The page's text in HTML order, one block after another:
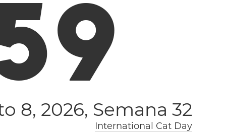
9
8, 2026, Semana 32
International Cat Day